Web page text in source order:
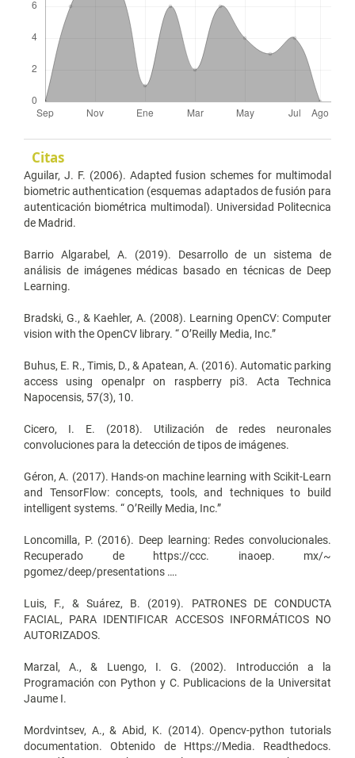
Citas
Aguilar, J. F. (2006). Adapted fusion schemes for multimodal
biometric authentication (esquemas adaptados de fusión para
autenticación biométrica multimodal). Universidad Politecnica
de Madrid.
Barrio Algarabel, A. (2019). Desarrollo de un sistema de
análisis de imágenes médicas basado en técnicas de Deep
Learning.
Bradski, G., & Kaehler, A. (2008). Learning OpenCV: Computer
vision with the OpenCV library. “ O’Reilly Media, Inc.”
Buhus, E. R., Timis, D., & Apatean, A. (2016). Automatic parking
access using openalpr on raspberry pi3. Acta Technica
Napocensis, 57(3), 10.
Cicero, I. E. (2018). Utilización de redes neuronales
convoluciones para la detección de tipos de imágenes.
Géron, A. (2017). Hands-on machine learning with Scikit-Learn
and TensorFlow: concepts, tools, and techniques to build
intelligent systems. “ O’Reilly Media, Inc.”
Loncomilla, P. (2016). Deep learning: Redes convolucionales.
Recuperado de https://ccc. inaoep. mx/~
pgomez/deep/presentations ….
Luis, F., & Suárez, B. (2019). PATRONES DE CONDUCTA
FACIAL, PARA IDENTIFICAR ACCESOS INFORMÁTICOS NO
AUTORIZADOS.
Marzal, A., & Luengo, I. G. (2002). Introducción a la
Programación con Python y C. Publicacions de la Universitat
Jaume I.
Mordvintsev, A., & Abid, K. (2014). Opencv-python tutorials
documentation. Obtenido de Https://Media. Readthedocs.